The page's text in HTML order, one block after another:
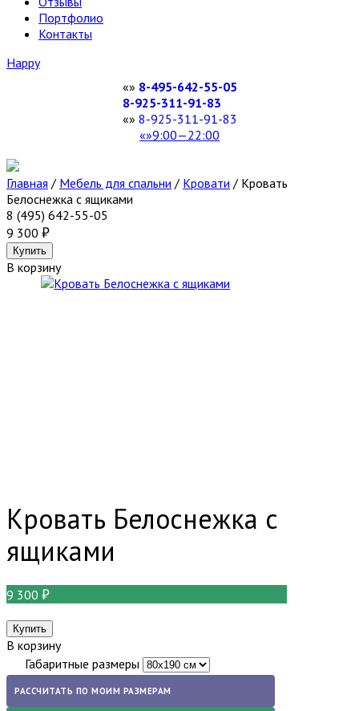
Портфолио
Контакты
Happy
8-495-642-55-05
8-925-311-91-83
8-925-311-91-83
9:00—22:00
Главная / Мебель для спальни / Кровати / Кровать
Белоснежка с ящиками
8 (495) 642-55-05
9 300
В корзину
Кровать Белоснежка с
ящиками
9 300
В корзину
Габаритные размеры
РАССЧИТАТЬ ПО МОИМ РАЗМЕРАМ